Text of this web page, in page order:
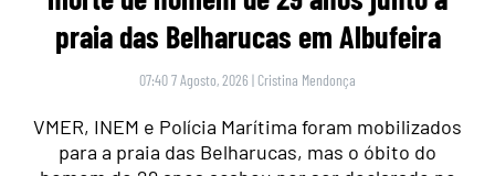
praia das Belharucas em Albufeira
07:40 7 Agosto, 2026 | Cristina Mendonça
VMER, INEM e Polícia Marítima foram mobilizados
para a praia das Belharucas, mas o óbito do